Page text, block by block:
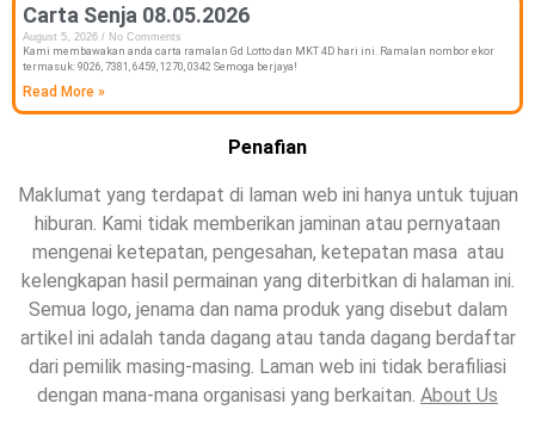
Carta Senja 08.05.2026
August 5, 2026
No Comments
Kami membawakan anda carta ramalan Gd Lotto dan MKT 4D hari ini. Ramalan nombor ekor
termasuk: 9026, 7381, 6459, 1270, 0342 Semoga berjaya!
Read More »
Penafian
Maklumat yang terdapat di laman web ini hanya untuk tujuan
hiburan. Kami tidak memberikan jaminan atau pernyataan
mengenai ketepatan, pengesahan, ketepatan masa atau
kelengkapan hasil permainan yang diterbitkan di halaman ini.
Semua logo, jenama dan nama produk yang disebut dalam
artikel ini adalah tanda dagang atau tanda dagang berdaftar
dari pemilik masing-masing. Laman web ini tidak berafiliasi
dengan mana-mana organisasi yang berkaitan. About Us